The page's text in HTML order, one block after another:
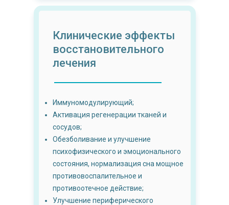
Клинические эффекты
восстановительного
лечения
Иммуномодулирующий;
Активация регенерации тканей и
сосудов;
Обезболивание и улучшение
психофизического и эмоционального
состояния, нормализация сна мощное
противовоспалительное и
противоотечное действие;
Улучшение периферического